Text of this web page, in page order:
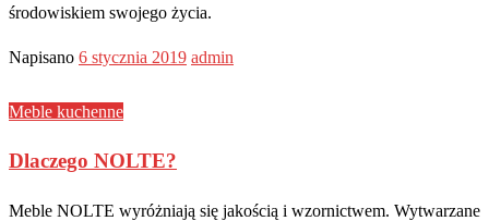
środowiskiem swojego życia.
Napisano 6 stycznia 2019 admin
Meble kuchenne
Dlaczego NOLTE?
Meble NOLTE wyróżniają się jakością i wzornictwem. Wytwarzane